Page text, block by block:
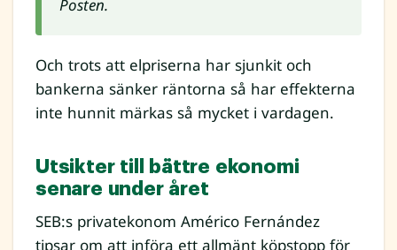
Posten.
Och trots att elpriserna har sjunkit och
bankerna sänker räntorna så har effekterna
inte hunnit märkas så mycket i vardagen.
Utsikter till bättre ekonomi
senare under året
SEB:s privatekonom Américo Fernández
tipsar om att införa ett allmänt köpstopp för